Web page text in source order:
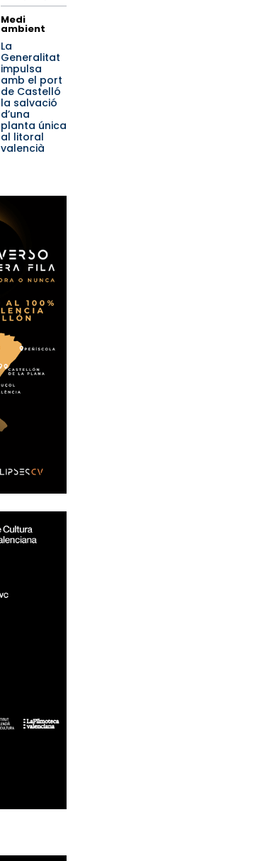
Medi
ambient
La
Generalitat
impulsa
amb el port
de Castelló
la salvació
d’una
planta única
al litoral
valencià